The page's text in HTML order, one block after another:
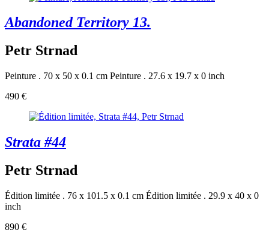
Abandoned Territory 13.
Petr Strnad
Peinture . 70 x 50 x 0.1 cm Peinture . 27.6 x 19.7 x 0 inch
490 €
Strata #44
Petr Strnad
Édition limitée . 76 x 101.5 x 0.1 cm Édition limitée . 29.9 x 40 x 0
inch
890 €